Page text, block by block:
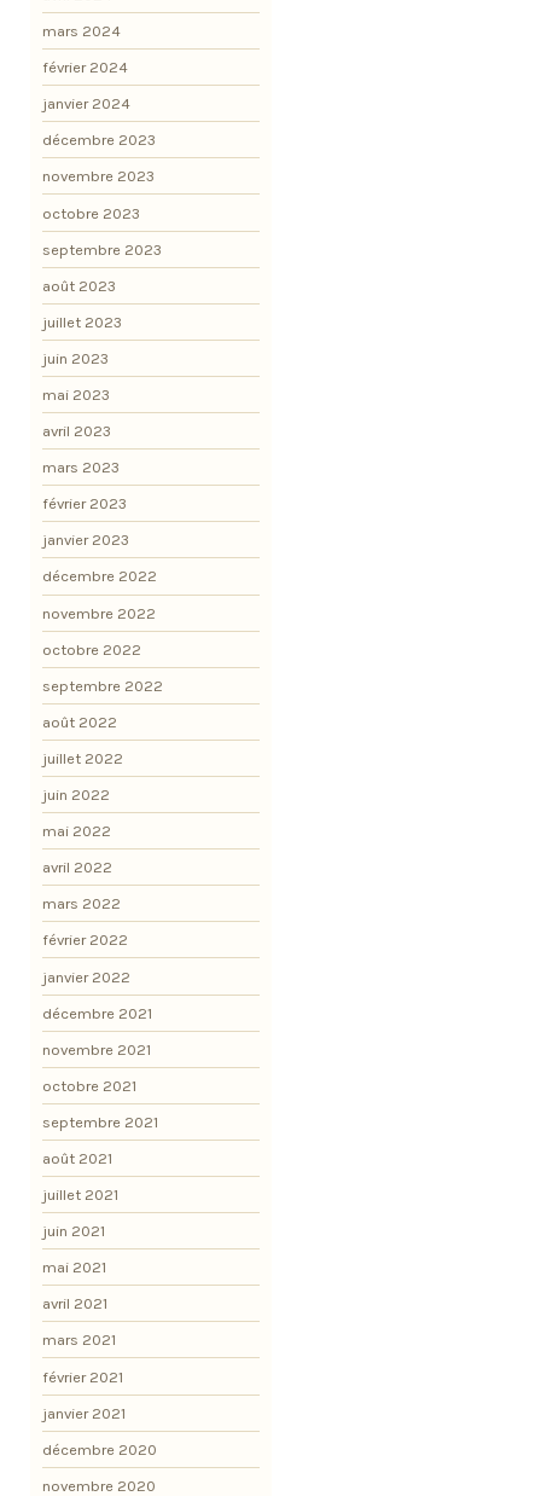
mars 2024
février 2024
janvier 2024
décembre 2023
novembre 2023
octobre 2023
septembre 2023
août 2023
juillet 2023
juin 2023
mai 2023
avril 2023
mars 2023
février 2023
janvier 2023
décembre 2022
novembre 2022
octobre 2022
septembre 2022
août 2022
juillet 2022
juin 2022
mai 2022
avril 2022
mars 2022
février 2022
janvier 2022
décembre 2021
novembre 2021
octobre 2021
septembre 2021
août 2021
juillet 2021
juin 2021
mai 2021
avril 2021
mars 2021
février 2021
janvier 2021
décembre 2020
novembre 2020